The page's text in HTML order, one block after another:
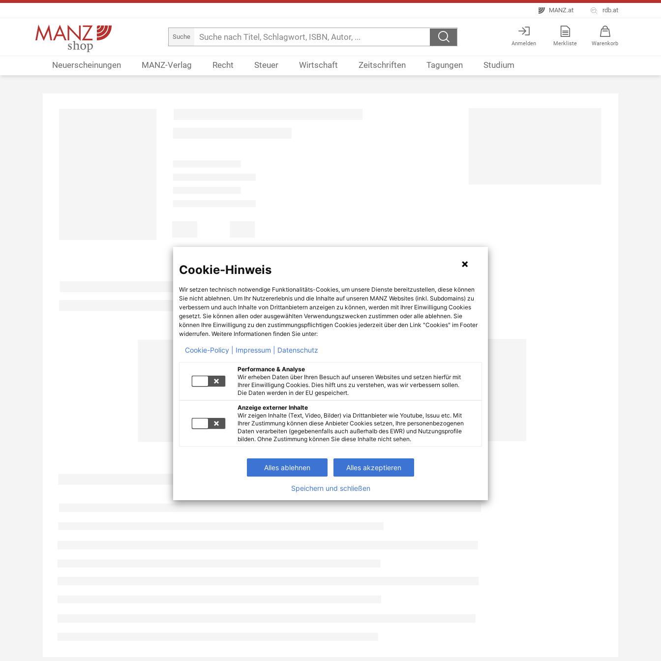
MANZ.at rdb.at
Suche
Anmelden Merkliste Warenkorb
Neuerscheinungen MANZ-Verlag Recht Steuer Wirtschaft Zeitschriften Tagungen Studium
Cookie-Hinweis
Wir setzen technisch notwendige Funktionalitäts-Cookies, um unsere Dienste bereitzustellen, diese können
Sie nicht ablehnen. Um Ihr Nutzererlebnis und die Inhalte auf unseren MANZ Websites (inkl. Subdomains) zu
verbessern und auch Inhalte von Drittanbietern anzeigen zu können, werden mit Ihrer Einwilligung Cookies
gesetzt. Sie können allen oder ausgewählten Verwendungszwecken zustimmen oder alle ablehnen. Sie
können Ihre Einwilligung zu den zustimmungspflichtigen Cookies jederzeit über den Link "Cookies" im Footer
widerrufen. Weitere Informationen finden Sie unter:
Cookie-Policy | Impressum | Datenschutz
Performance & Analyse
Wir erheben Daten über Ihren Besuch auf unseren Websites und setzen hierfür mit
Ihrer Einwilligung Cookies. Dies hilft uns zu verstehen, was wir verbessern sollen.
Die Daten werden in der EU gespeichert.
Anzeige externer Inhalte
Wir zeigen Inhalte (Text, Video, Bilder) via Drittanbieter wie Youtube, Issuu etc. Mit
Ihrer Zustimmung können diese Anbieter Cookies setzen, Ihre personenbezogenen
Daten verarbeiten (gegebenenfalls auch außerhalb des EWR) und Nutzungsprofile
bilden. Ohne Zustimmung können Sie diese Inhalte nicht sehen.
Alles ablehnen Alles akzeptieren
Speichern und schließen